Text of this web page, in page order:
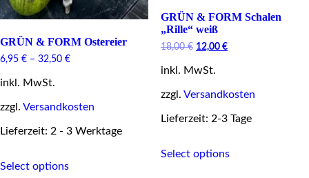
GRÜN & FORM Ostereier
6,95 € – 32,50 €
inkl. MwSt.
zzgl. Versandkosten
Lieferzeit: 2 - 3 Werktage
Select optionsproduct
GRÜN & FORM Schalen
„Rille“ weiß
18,00€ Original
was:
12,00 €Current
inkl. MwSt.
zzgl. Versandkosten
Lieferzeit: 2-3 Tage
Select optionsproduct